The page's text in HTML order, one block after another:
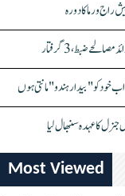
راج ورما کا دورہ
خود کو "بیدار ہندو" مانتی ہوں
کا عہدہ سنبھال لیا
Most Viewed